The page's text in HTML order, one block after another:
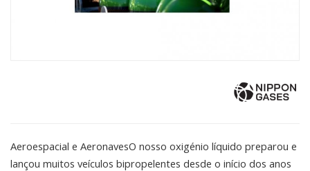
Aeroespacial e AeronavesO nosso oxigénio líquido preparou e
lançou muitos veículos bipropelentes desde o início dos anos